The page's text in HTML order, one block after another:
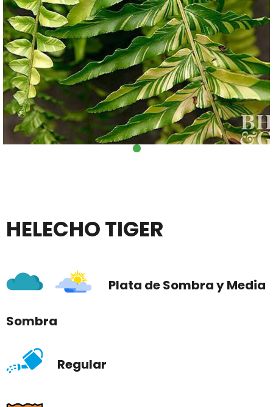
HELECHO TIGER
Plata de Sombra y Media
Sombra
Regular